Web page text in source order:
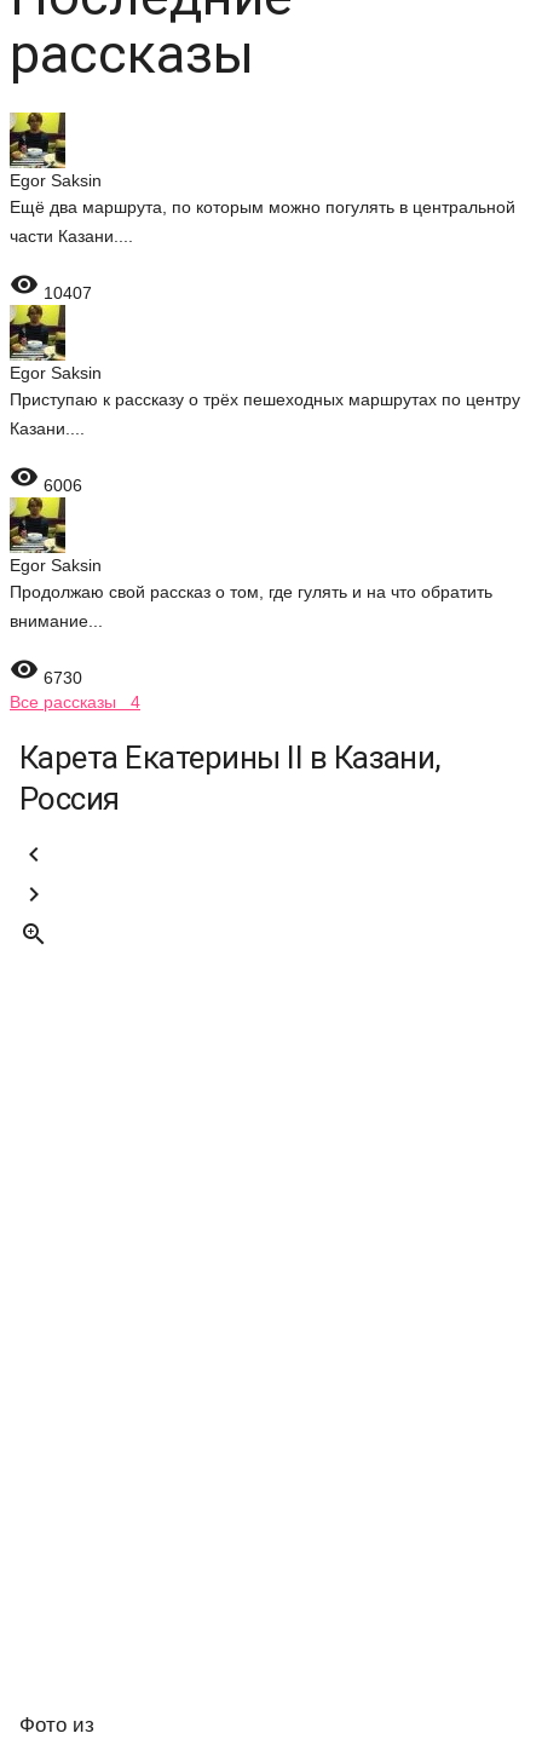
рассказы
Egor Saksin
Ещё два маршрута, по которым можно погулять в центральной
части Казани....
 10407
Egor Saksin
Приступаю к рассказу о трёх пешеходных маршрутах по центру
Казани....
 6006
Egor Saksin
Продолжаю свой рассказ о том, где гулять и на что обратить
внимание...
 6730
Все рассказы 4
Карета Екатерины II в Казани,
Россия



Фото из